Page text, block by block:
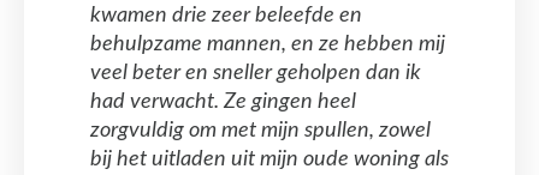
kwamen drie zeer beleefde en
behulpzame mannen, en ze hebben mij
veel beter en sneller geholpen dan ik
had verwacht. Ze gingen heel
zorgvuldig om met mijn spullen, zowel
bij het uitladen uit mijn oude woning als